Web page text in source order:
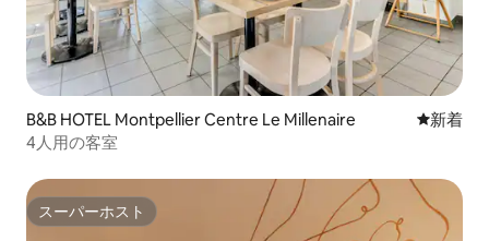
B&B HOTEL Montpellier Centre Le Millenaire 新しい宿
新着
4人用の客室
スーパーホスト
スーパーホスト